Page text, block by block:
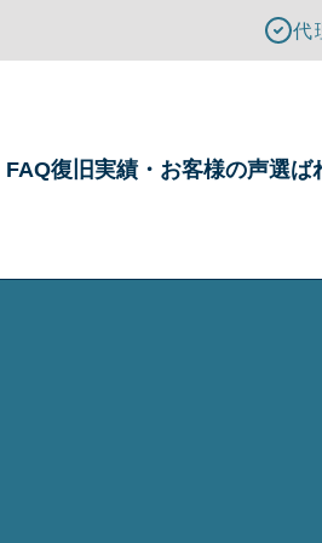
代
FAQ復旧実績・ お客様の声選ば